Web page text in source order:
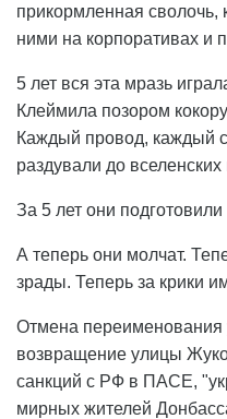
прикормленная сволочь,
ними на корпоративах и
5 лет вся эта мразь
Клеймила позором
Каждый провод, каждый
раздували до
За 5 лет они подготовили
А теперь они молчат.
зрады. Теперь за крики
Отмена
возвращение улицы
санкций с РФ в ПАСЕ,
мирных жителей